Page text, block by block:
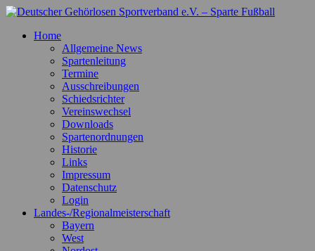
Zum
springen
Deutscher Gehörlosen Sportverband e.V. – Sparte Fußball
Offizielle Webseite der Sparte Fußball
Home
Allgemeine News
Spartenleitung
Termine
Ausschreibungen
Schiedsrichter
Vereinswechsel
Downloads
Spartenordnungen
Historie
Links
Impressum
Datenschutz
Login
Landes-/Regionalmeisterschaft
Bayern
West